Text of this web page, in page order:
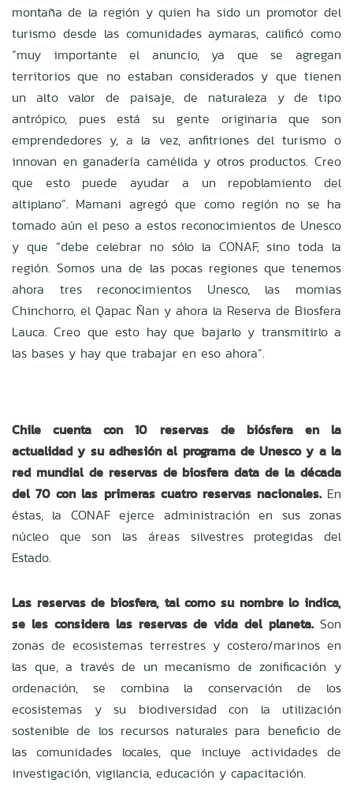
montaña de la región y quien ha sido un promotor del
turismo desde las comunidades aymaras, calificó como
“muy importante el anuncio, ya que se agregan
territorios que no estaban considerados y que tienen
un alto valor de paisaje, de naturaleza y de tipo
antrópico, pues está su gente originaria que son
emprendedores y, a la vez, anfitriones del turismo o
innovan en ganadería camélida y otros productos. Creo
que esto puede ayudar a un repoblamiento del
altiplano”. Mamani agregó que como región no se ha
tomado aún el peso a estos reconocimientos de Unesco
y que “debe celebrar no sólo la CONAF, sino toda la
región. Somos una de las pocas regiones que tenemos
ahora tres reconocimientos Unesco, las momias
Chinchorro, el Qapac Ñan y ahora la Reserva de Biosfera
Lauca. Creo que esto hay que bajarlo y transmitirlo a
las bases y hay que trabajar en eso ahora”.
Chile cuenta con 10 reservas de biósfera en la
actualidad y su adhesión al programa de Unesco y a la
red mundial de reservas de biosfera data de la década
del 70 con las primeras cuatro reservas nacionales.En
éstas, la CONAF ejerce administración en sus zonas
núcleo que son las áreas silvestres protegidas del
Estado.
Las reservas de biosfera, tal como su nombre lo indica,
se les considera las reservas de vida del planeta. Son
zonas de ecosistemas terrestres y costero/marinos en
las que, a través de un mecanismo de zonificación y
ordenación, se combina la conservación de los
ecosistemas y su biodiversidad con la utilización
sostenible de los recursos naturales para beneficio de
las comunidades locales, que incluye actividades de
investigación, vigilancia, educación y capacitación.